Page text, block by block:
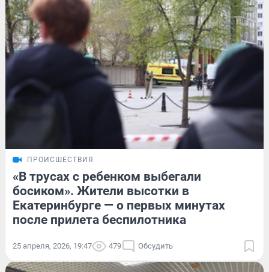
ПРОИСШЕСТВИЯ
«В трусах с ребенком выбегали
босиком». Жители высотки в
Екатеринбурге — о первых минутах
после прилета беспилотника
25 апреля, 2026, 19:47 479 Обсудить